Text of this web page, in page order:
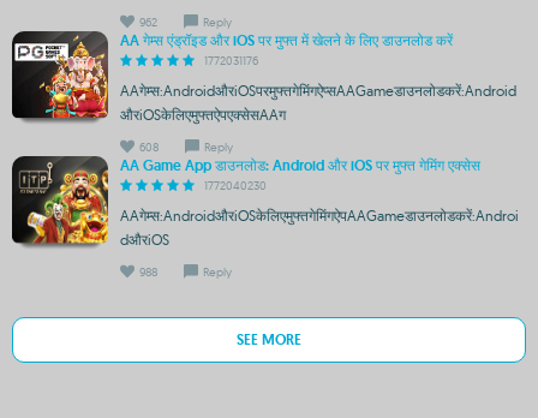
962 Reply
AA गेम्स एंड्रॉइड और iOS पर मुफ्त में खेलने के लिए डाउनलोड करें
1772031176
AAगेम्स:AndroidऔरiOSपरमुफ्तगेमिंगऐप्सAAGameडाउनलोडकरें:Android
औरiOSकेलिएमुफ्तऐपएक्सेसAAग
608 Reply
AA Game App डाउनलोड: Android और iOS पर मुफ्त गेमिंग एक्सेस
1772040230
AAगेम्स:AndroidऔरiOSकेलिएमुफ्तगेमिंगऐपAAGameडाउनलोडकरें:Androi
dऔरiOS
988 Reply
SEE MORE